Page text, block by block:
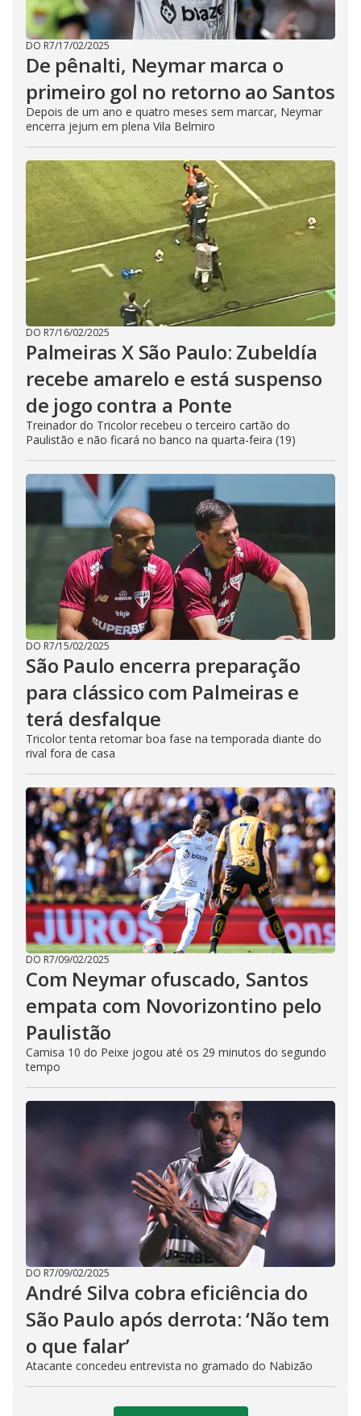
DO R7/17/02/2025
De pênalti, Neymar marca o
primeiro gol no retorno ao Santos
Depois de um ano e quatro meses sem marcar, Neymar
encerra jejum em plena Vila Belmiro
DO R7/16/02/2025
Palmeiras X São Paulo: Zubeldía
recebe amarelo e está suspenso
de jogo contra a Ponte
Treinador do Tricolor recebeu o terceiro cartão do
Paulistão e não ficará no banco na quarta-feira (19)
DO R7/15/02/2025
São Paulo encerra preparação
para clássico com Palmeiras e
terá desfalque
Tricolor tenta retomar boa fase na temporada diante do
rival fora de casa
DO R7/09/02/2025
Com Neymar ofuscado, Santos
empata com Novorizontino pelo
Paulistão
Camisa 10 do Peixe jogou até os 29 minutos do segundo
tempo
DO R7/09/02/2025
André Silva cobra eficiência do
São Paulo após derrota: ‘Não tem
o que falar’
Atacante concedeu entrevista no gramado do Nabizão